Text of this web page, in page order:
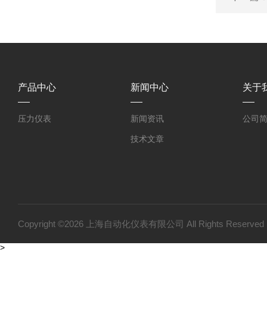
产品中心
压力仪表
新闻中心
新闻资讯
技术文章
关于
公司
Copyright ©2026 上海自动化仪表有限公司 All Rights
>